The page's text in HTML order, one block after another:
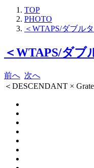
TOP
PHOTO
＜WTAPS/ダブル
＜WTAPS/ダ
前へ 次へ
＜DESCENDANT ×